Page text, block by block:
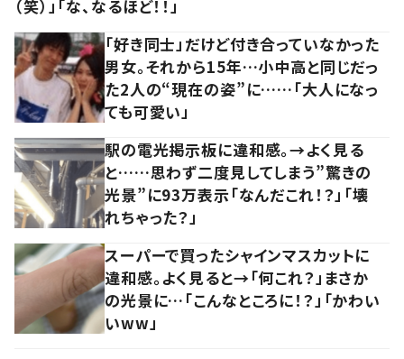
（笑）」「な、なるほど！！」
「好き同士」だけど付き合っていなかった
男女。それから15年…小中高と同じだっ
た2人の“現在の姿”に……「大人になっ
ても可愛い」
駅の電光掲示板に違和感。→よく見る
と……思わず二度見してしまう”驚きの
光景”に93万表示「なんだこれ！？」「壊
れちゃった？」
スーパーで買ったシャインマスカットに
違和感。よく見ると→「何これ？」まさか
の光景に…「こんなところに！？」「かわい
いww」